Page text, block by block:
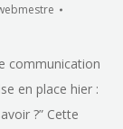
communication
en place hier :
?” Cette